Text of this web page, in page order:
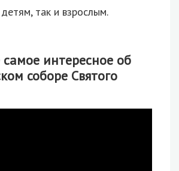
так и взрослым.
самое интересное об
соборе Святого